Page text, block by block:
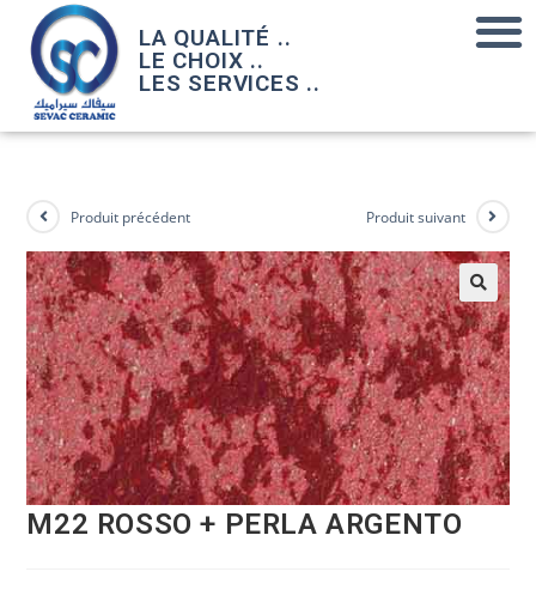
LA QUALITÉ ..
LE CHOIX ..
LES SERVICES ..
Produit précédent Produit suivant
M22 ROSSO + PERLA ARGENTO